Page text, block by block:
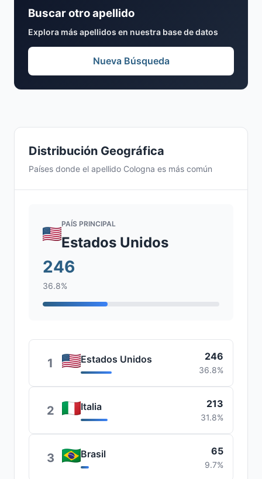
Distribución Geográfica
Países donde el apellido Cologna es más común
PAÍS PRINCIPAL
Estados Unidos
246
36.8%
1 Estados Unidos 246
36.8%
2 Italia 213
31.8%
3 Brasil 65
9.7%
Buscar otro apellido
Explora más apellidos en nuestra base de datos
Nueva Búsqueda